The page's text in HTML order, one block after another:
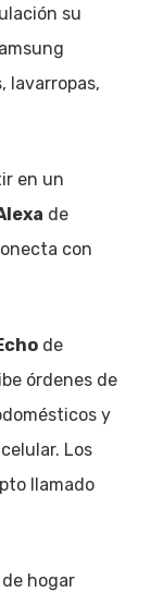
su
lavarropas,
en un
de
con
de
órdenes de
y
Los
llamado
hogar